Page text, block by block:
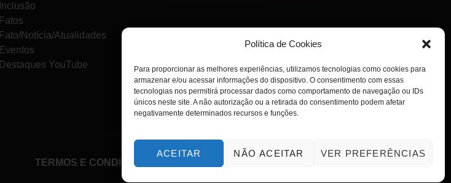
Política de Cookies
Para proporcionar as melhores experiências, utilizamos tecnologias como cookies para
armazenar e/ou acessar informações do dispositivo. O consentimento com essas
tecnologias nos permitirá processar dados como comportamento de navegação ou IDs
únicos neste site. A não autorização ou a retirada do consentimento podem afetar
negativamente determinados recursos e funções.
ACEITAR NÃO ACEITAR VER PREFERÊNCIAS
Inclusão
Fatos
Fato/Notícia/Atualidades
Eventos
Destaques YouTube
TERMOS E CONDIÇÕES POLÍTICA DE PRIVACIDADE